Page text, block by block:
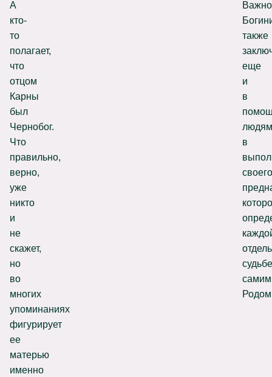
А
кто-
то
полагает,
что
отцом
Карны
был
Чернобог.
Что
правильно,
верно,
уже
никто
и
не
скажет,
но
во
многих
упоминаниях
фигурирует
ее
матерью
именно
также
еще
и
в
людям
в
своего
судьбе
самим